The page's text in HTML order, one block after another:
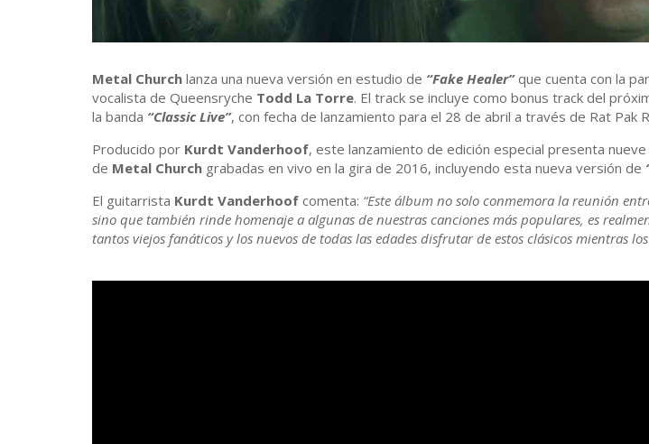
Metal Church lanza una nueva versión en estudio de “Fake Healer”que cuenta con la
vocalista de Queensryche Todd La Torre. El track se incluye como bonus track del
la banda “Classic Live”, con fecha de lanzamiento para el 28 de abril a través de Rat Pak
Producido por Kurdt Vanderhoof, este lanzamiento de edición especial presenta nueve
de Metal Church grabadas en vivo en la gira de 2016, incluyendo esta nueva versión de
El guitarrista Kurdt Vanderhoof comenta: “Este álbum no solo conmemora la reunión
sino que también rinde homenaje a algunas de nuestras canciones más populares, es
tantos viejos fanáticos y los nuevos de todas las edades disfrutar de estos clásicos mientras